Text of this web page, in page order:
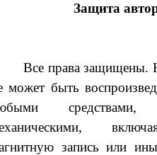
Защита
Все права защищены.
может быть
средствами,
запись или